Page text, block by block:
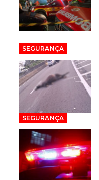
SEGURANÇA
SEGURANÇA